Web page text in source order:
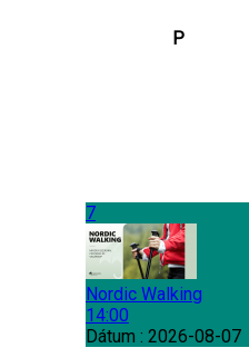
P
7
Nordic Walking
14:00
Dátum : 2026-08-07